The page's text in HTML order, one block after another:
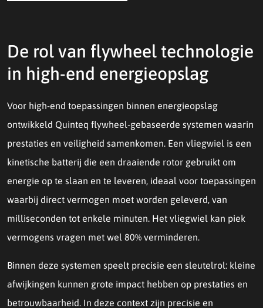
De rol van flywheel technologie
in high-end energieopslag
Voor high-end toepassingen binnen energieopslag
ontwikkeld Quinteq flywheel-gebaseerde systemen waarin
prestaties en veiligheid samenkomen. Een vliegwiel is een
kinetische batterij die een draaiende rotor gebruikt om
energie op te slaan en te leveren, ideaal voor toepassingen
waarbij direct vermogen moet worden geleverd, van
milliseconden tot enkele minuten. Het vliegwiel kan piek
vermogens vragen met wel 80% verminderen.
Binnen deze systemen speelt precisie een sleutelrol: kleine
afwijkingen kunnen grote impact hebben op prestaties en
betrouwbaarheid. In deze context zijn precisie en